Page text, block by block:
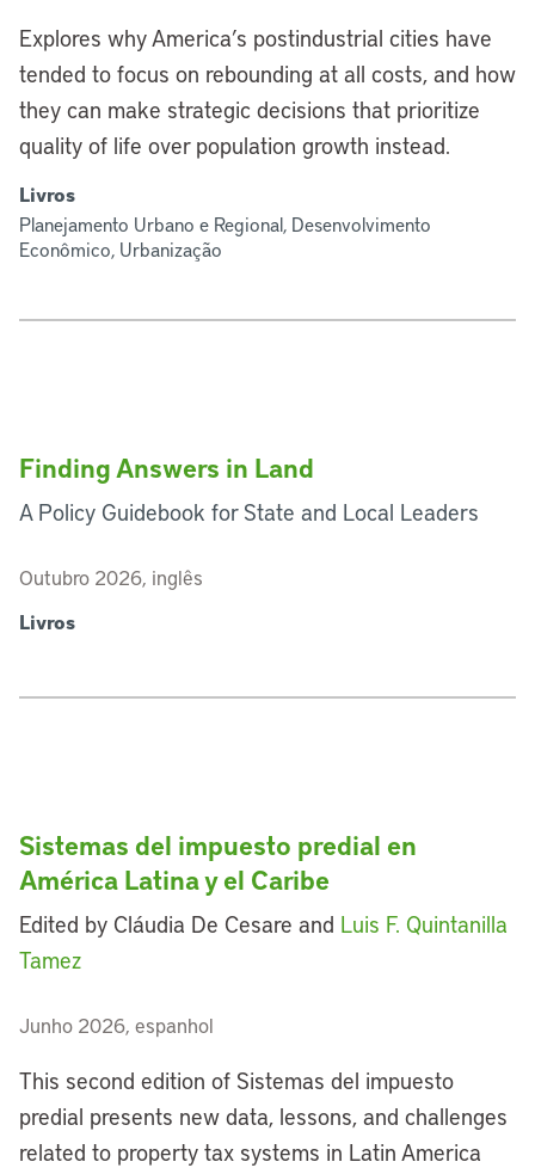
Explores why America’s postindustrial cities have
tended to focus on rebounding at all costs, and how
they can make strategic decisions that prioritize
quality of life over population growth instead.
Livros
Planejamento Urbano e Regional, Desenvolvimento
Econômico, Urbanização
Finding Answers in Land
A Policy Guidebook for State and Local Leaders
Outubro 2026, inglês
Livros
Sistemas del impuesto predial en
América Latina y el Caribe
Edited by Cláudia De Cesare and Luis F. Quintanilla
Tamez
Junho 2026, espanhol
This second edition of Sistemas del impuesto
predial presents new data, lessons, and challenges
related to property tax systems in Latin America